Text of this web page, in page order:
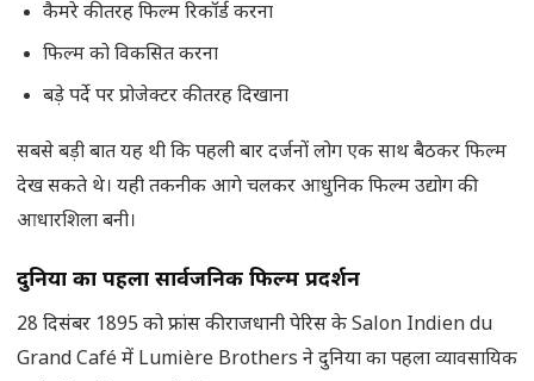
कैमरे की तरह फिल्म रिकॉर्ड करना
फिल्म को विकसित करना
बड़े पर्दे पर प्रोजेक्टर की तरह दिखाना
सबसे बड़ी बात यह थी कि पहली बार दर्जनों लोग एक साथ बैठकर फिल्म
देख सकते थे। यही तकनीक आगे चलकर आधुनिक फिल्म उद्योग की
आधारशिला बनी।
दुनिया का पहला सार्वजनिक फिल्म प्रदर्शन
28 दिसंबर 1895 को फ्रांस की राजधानी पेरिस के Salon Indien du
Grand Café में Lumière Brothers ने दुनिया का पहला व्यावसायिक